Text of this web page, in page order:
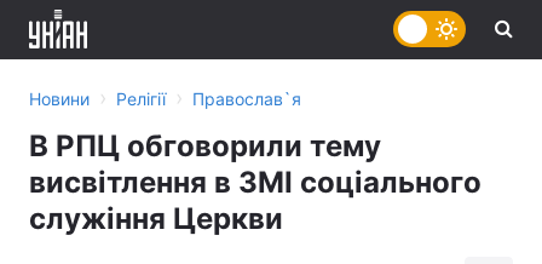
Новини › Релігії › Православ`я
В РПЦ обговорили тему
висвітлення в ЗМІ соціального
служіння Церкви